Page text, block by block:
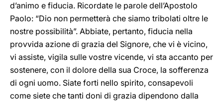
d’animo e fiducia. Ricordate le parole dell’Apostolo
Paolo: “Dio non permetterà che siamo tribolati oltre le
nostre possibilità”. Abbiate, pertanto, fiducia nella
provvida azione di grazia del Signore, che vi è vicino,
vi assiste, vigila sulle vostre vicende, vi sta accanto per
sostenere, con il dolore della sua Croce, la sofferenza
di ogni uomo. Siate forti nello spirito, consapevoli
come siete che tanti doni di grazia dipendono dalla